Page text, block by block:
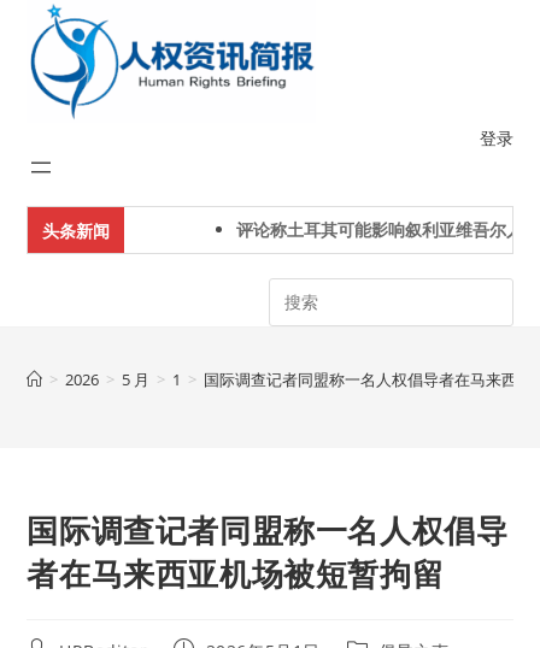
content
登录
头条新闻 评论称土耳其可能影响叙利亚维吾尔人下
Search
> 2026 > 5 月 > 1 > 国际调查记者同盟称一名人权倡导者在马来西亚
国际调查记者同盟称一名人权倡导
者在马来西亚机场被短暂拘留